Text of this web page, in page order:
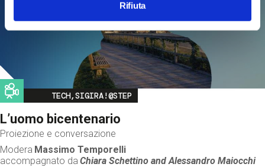
Rifiuta
Image
TECH,SIGIRA!@STEP
L’uomo bicentenario
Proiezione e conversazione
Modera Massimo Temporelli
accompagnato da Chiara Schettino andAlessandro Maiocchi